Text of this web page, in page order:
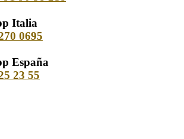
Italia
0695
España
23 55